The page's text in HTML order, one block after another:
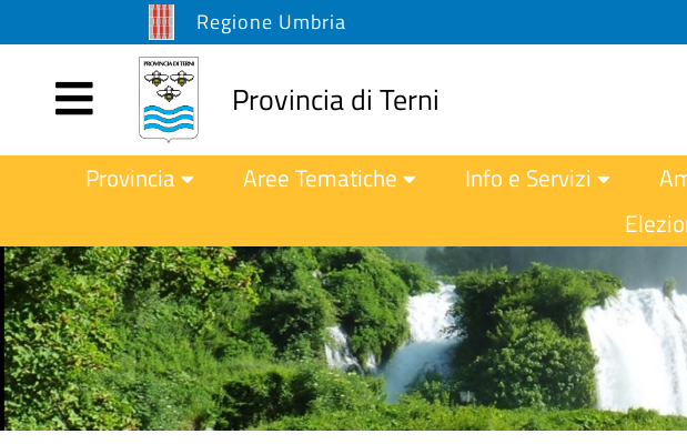
Regione Umbria
Provincia di Terni
Provincia Aree Tematiche Info e Servizi